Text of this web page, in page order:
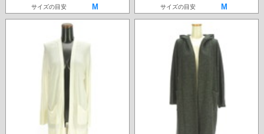
サイズの目安 M サイズの目安 M